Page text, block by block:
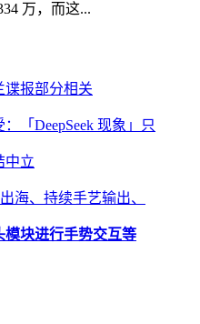
万，而这...
谍报部分相关
「DeepSeek 现象」只
中立
海、持续手艺输出、
模块进行手势交互等